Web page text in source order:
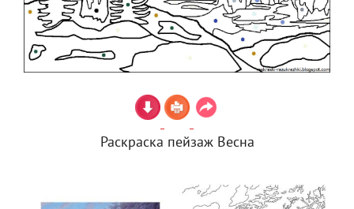
Раскраска пейзаж Весна